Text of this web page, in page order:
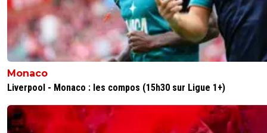
fiscale, abus de confiance en bande organisée et
détournement de fonds publics en bande organisée et
violation du droit sportif.
0+ Répondre
j'aime bien le association de malfaiteur en bande
organisée... tu as déjà une bande tout seul ???
Répondre
Monaco
Liverpool - Monaco : les compos (15h30 sur Ligue 1+)